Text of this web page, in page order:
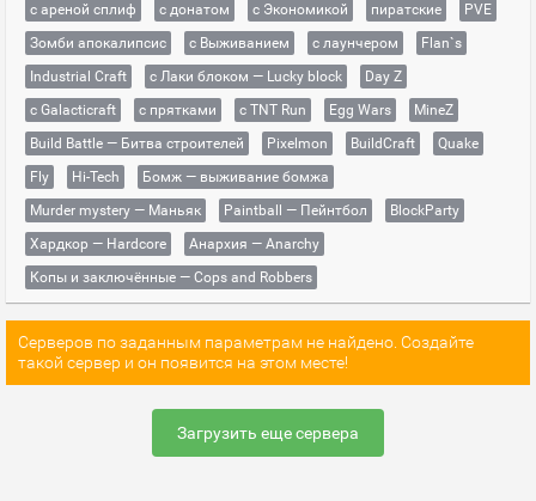
с ареной сплиф
с донатом с Экономикой пиратские
PVE
Зомби апокалипсис
с Выживанием с лаунчером
Flan`s
Industrial Craft
с Лаки блоком — Lucky block
Day Z
с Galacticraft
с прятками с TNT Run Egg Wars
MineZ
Build Battle — Битва строителей
Pixelmon BuildCraft
Quake
Fly
Hi-Tech
Бомж — выживание бомжа
Murder mystery — Маньяк
Paintball — Пейнтбол
BlockParty
Хардкор — Hardcore
Анархия — Anarchy
Копы и заключённые — Cops and Robbers
Серверов по заданным параметрам не найдено. Создайте
такой сервер и он появится на этом месте!
Загрузить еще сервера